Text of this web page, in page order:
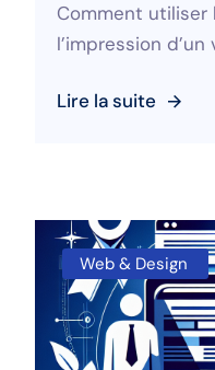
Comment utiliser
l’impression d’un
Lire la suite
Web & Design